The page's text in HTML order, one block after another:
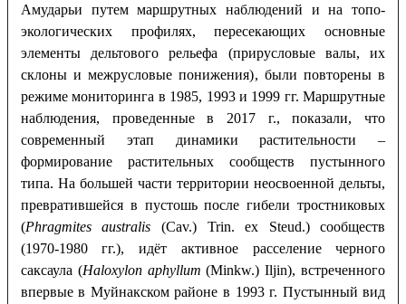
Амударьи путем маршрутных наблюдений и на топо-
экологических профилях, пересекающих основные
элементы дельтового рельефа (прирусловые валы, их
склоны и межрусловые понижения), были повторены в
режиме мониторинга в 1985, 1993 и 1999 гг. Маршрутные
наблюдения, проведенные в 2017 г., показали, что
современный этап динамики растительности –
формирование растительных сообществ пустынного
типа. На большей части территории неосвоенной дельты,
превратившейся в пустошь после гибели тростниковых
(Phragmites australis (Cav.) Trin. ex Steud.) сообществ
(1970-1980 гг.), идёт активное расселение черного
саксаула (Haloxylon aphyllum (Minkw.) Iljin), встреченного
впервые в Муйнакском районе в 1993 г. Пустынный вид